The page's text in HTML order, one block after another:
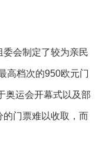
会制定了较为亲民
高档次的950欧元门
奥运会开幕式以及部
的门票难以收取，而